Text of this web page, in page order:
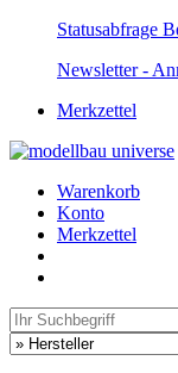
Statusabfrage
Newsletter -
Merkzettel
Warenkorb
Konto
Merkzettel